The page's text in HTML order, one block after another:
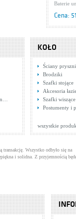
Baterie
Cena:
Tres
Cena: 1
KOŁO
Ściany
Brodziki
Szafki stojące
Akcesoria
Szafki wiszące
Postumenty i
wszystkie
transakcję. Wszystko odbyło się na
i solidna. Z przyjemnością